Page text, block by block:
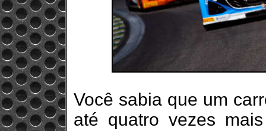
Você sabia que um
até quatro vezes